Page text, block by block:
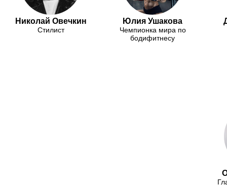
Николай Овечкин
Стилист
Юлия Ушакова
Чемпионка мира по
бодифитнесу